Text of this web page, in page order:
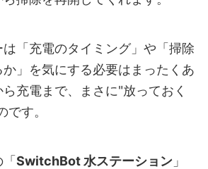
「充電のタイミング」や「掃除
」を気にする必要はまったくあ
充電まで、まさに"放っておく
す。
「SwitchBot 水ステーション 」